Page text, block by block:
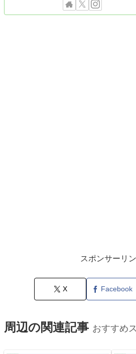
スポンサーリ
X Facebook
周辺の関連記事 おすすめ